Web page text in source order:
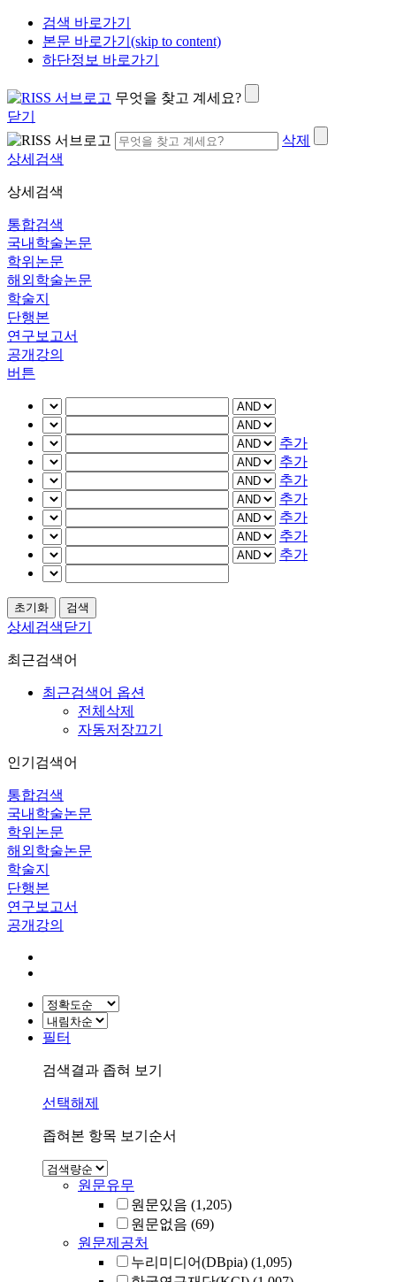
검색 바로가기
본문 바로가기(skip to content)
하단정보 바로가기
무엇을 찾고 계세요?
닫기
삭제
상세검색
상세검색
통합검색
국내학술논문
학위논문
해외학술논문
학술지
단행본
연구보고서
공개강의
버튼
추가
추가
추가
추가
추가
추가
추가
상세검색닫기
최근검색어
최근검색어 옵션
전체삭제
자동저장끄기
인기검색어
통합검색
국내학술논문
학위논문
해외학술논문
학술지
단행본
연구보고서
공개강의
필터
검색결과 좁혀 보기
선택해제
좁혀본 항목 보기순서
원문유무
원문있음 (1,205)
원문없음 (69)
원문제공처
누리미디어(DBpia) (1,095)